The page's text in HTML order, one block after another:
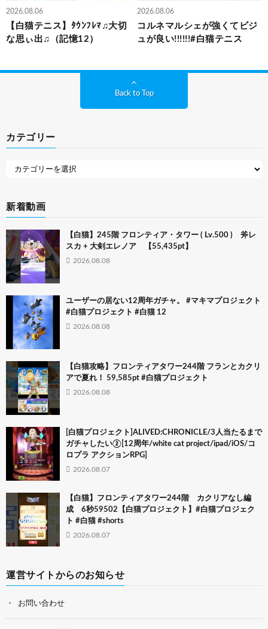
2026.08.06
【白猫テニス】ﾀｳﾝﾌﾚﾏ♫大切
な思ぃ出♫（記憶12）
2026.08.06
コルネマルシェが強くてビジ
ュが良い!!!!!!#白猫テニス
Back to Top
カテゴリー
新着動画
【白猫】245階 フロンティア・タワー ( Lv.500 ) 斧レ
スカ + 大剣エレノア 【55,435pt】
2026.08.08
ユーザーの居ない12周年ガチャ。 #マキマプロジェクト
#白猫プロジェクト #白猫 12
2026.08.08
【白猫攻略】フロンティアタワー244階 フランとカクリ
アで夏れ！ 59,585pt #白猫プロジェクト
2026.08.08
[白猫プロジェクト]ALIVED:CHRONICLE/3人当たるまで
ガチャしたい②[12周年/white cat project/ipad/iOS/コ
ロプラ アクションRPG]
2026.08.07
【白猫】フロンティアタワー244階 カクリアなし編
成 6秒59502【白猫プロジェクト】#白猫プロジェク
ト #白猫 #shorts
2026.08.07
運営サイトからのお知らせ
お問い合わせ